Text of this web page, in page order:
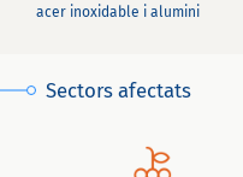
acer inoxidable i alumini
Sectors afectats